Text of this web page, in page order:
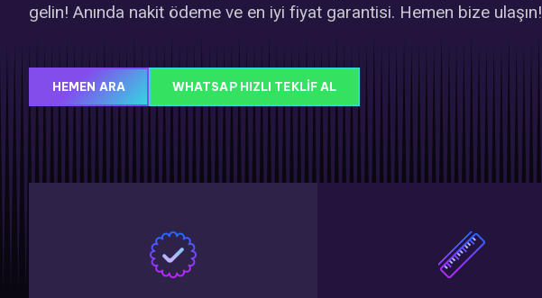
gelin! Anında nakit ödeme ve en iyi fiyat garantisi. Hemen bize ulaşın!
HEMEN ARA WHATSAP HIZLI TEKLIF AL